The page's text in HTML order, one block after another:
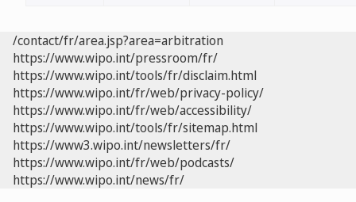
/contact/fr/area.jsp?area=arbitration
https://www.wipo.int/pressroom/fr/
https://www.wipo.int/tools/fr/disclaim.html
https://www.wipo.int/fr/web/privacy-policy/
https://www.wipo.int/fr/web/accessibility/
https://www.wipo.int/tools/fr/sitemap.html
https://www3.wipo.int/newsletters/fr/
https://www.wipo.int/fr/web/podcasts/
https://www.wipo.int/news/fr/